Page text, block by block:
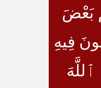
بَعْضَ
فِيهِ